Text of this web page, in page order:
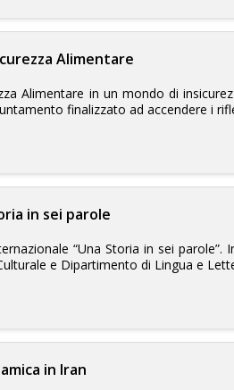
Alimentare
Alimentare in un mondo di
finalizzato ad accendere i
in sei parole
“Una Storia in sei
e Dipartimento di Lingua e
in Iran